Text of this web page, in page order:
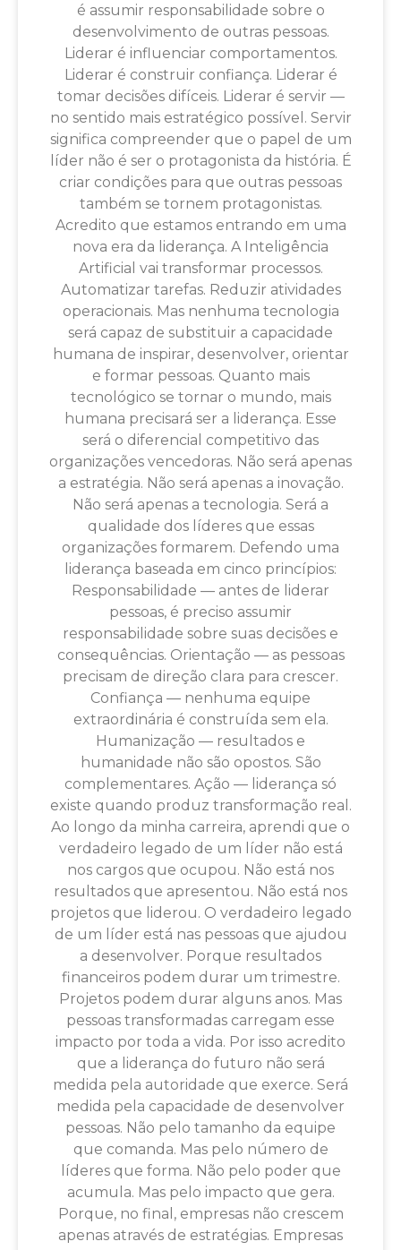
é assumir responsabilidade sobre o
desenvolvimento de outras pessoas.
Liderar é influenciar comportamentos.
Liderar é construir confiança. Liderar é
tomar decisões difíceis. Liderar é servir —
no sentido mais estratégico possível. Servir
significa compreender que o papel de um
líder não é ser o protagonista da história. É
criar condições para que outras pessoas
também se tornem protagonistas.
Acredito que estamos entrando em uma
nova era da liderança. A Inteligência
Artificial vai transformar processos.
Automatizar tarefas. Reduzir atividades
operacionais. Mas nenhuma tecnologia
será capaz de substituir a capacidade
humana de inspirar, desenvolver, orientar
e formar pessoas. Quanto mais
tecnológico se tornar o mundo, mais
humana precisará ser a liderança. Esse
será o diferencial competitivo das
organizações vencedoras. Não será apenas
a estratégia. Não será apenas a inovação.
Não será apenas a tecnologia. Será a
qualidade dos líderes que essas
organizações formarem. Defendo uma
liderança baseada em cinco princípios:
Responsabilidade — antes de liderar
pessoas, é preciso assumir
responsabilidade sobre suas decisões e
consequências. Orientação — as pessoas
precisam de direção clara para crescer.
Confiança — nenhuma equipe
extraordinária é construída sem ela.
Humanização — resultados e
humanidade não são opostos. São
complementares. Ação — liderança só
existe quando produz transformação real.
Ao longo da minha carreira, aprendi que o
verdadeiro legado de um líder não está
nos cargos que ocupou. Não está nos
resultados que apresentou. Não está nos
projetos que liderou. O verdadeiro legado
de um líder está nas pessoas que ajudou
a desenvolver. Porque resultados
financeiros podem durar um trimestre.
Projetos podem durar alguns anos. Mas
pessoas transformadas carregam esse
impacto por toda a vida. Por isso acredito
que a liderança do futuro não será
medida pela autoridade que exerce. Será
medida pela capacidade de desenvolver
pessoas. Não pelo tamanho da equipe
que comanda. Mas pelo número de
líderes que forma. Não pelo poder que
acumula. Mas pelo impacto que gera.
Porque, no final, empresas não crescem
apenas através de estratégias. Empresas